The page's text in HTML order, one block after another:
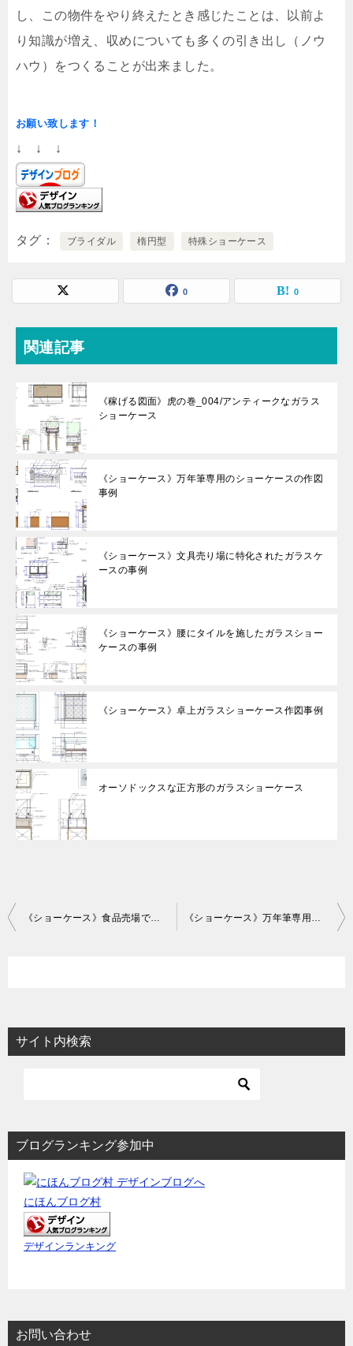
し、この物件をやり終えたとき感じたことは、以前よ
り知識が増え、収めについても多くの引き出し（ノウ
ハウ）をつくることが出来ました。
お願い致します！
↓ ↓ ↓
タグ ブライダル 楕円型 特殊ショーケース
0 0
関連記事
《稼げる図面》虎の巻_004/アンティークなガラス
ショーケース
《ショーケース》万年筆専用のショーケースの作図
事例
《ショーケース》文具売り場に特化されたガラスケ
ースの事例
《ショーケース》腰にタイルを施したガラスショー
ケースの事例
《ショーケース》卓上ガラスショーケース作図事例
オーソドックスな正方形のガラスショーケース
投
ー
サイト内検索
ブログランキング参加中
にほんブログ村
デザインランキング
お問い合わせ